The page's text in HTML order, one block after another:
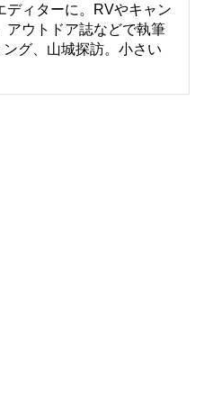
ディターに。RVやキャン
アウトドア誌などで執筆
グ、山城探訪。小さい